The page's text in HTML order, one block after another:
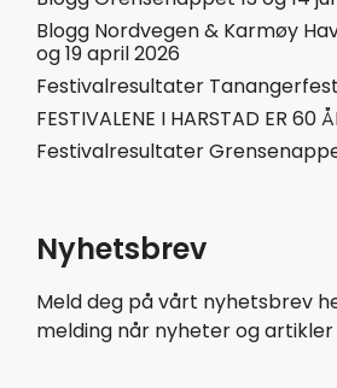
Blogg Nordvegen & Karmøy
og 19 april 2026
Festivalresultater
FESTIVALENE I HARSTAD ER 60
Festivalresultater
Nyhetsbrev
Meld deg på vårt nyhetsbrev
melding når nyheter og artikler